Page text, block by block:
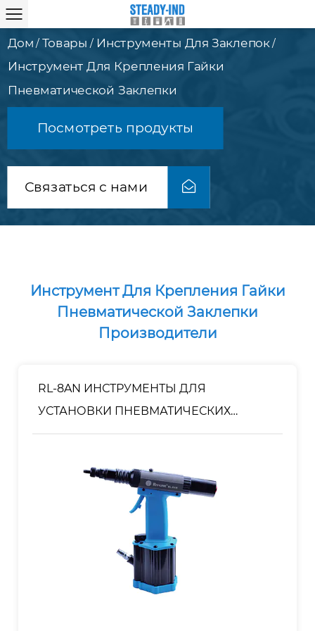
Дом / Товары / Инструменты Для Заклепок/
Инструмент Для Крепления Гайки
Пневматической Заклепки
Посмотреть продукты
Связаться с нами
Инструмент Для Крепления Гайки
Пневматической Заклепки
Производители
RL-8AN ИНСТРУМЕНТЫ ДЛЯ
УСТАНОВКИ ПНЕВМАТИЧЕСКИХ